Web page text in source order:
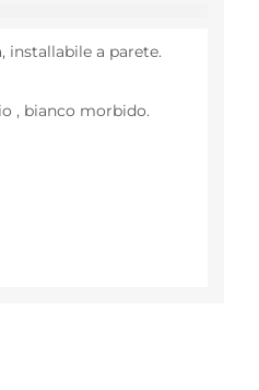
installabile a parete.
, bianco morbido.